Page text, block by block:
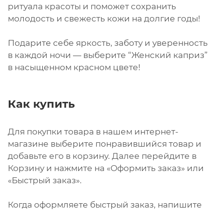
ритуала красоты и поможет сохранить
молодость и свежесть кожи на долгие годы!
Подарите себе яркость, заботу и уверенность
в каждой ночи — выберите “Женский каприз”
в насыщенном красном цвете!
Как купить
Для покупки товара в нашем интернет-
магазине выберите понравившийся товар и
добавьте его в корзину. Далее перейдите в
Корзину и нажмите на «Оформить заказ» или
«Быстрый заказ».
Когда оформляете быстрый заказ, напишите